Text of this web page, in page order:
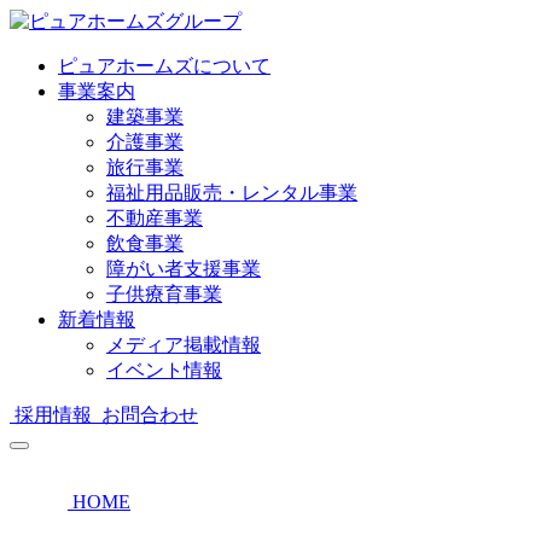
ピュアホームズについて
事業案内
建築事業
介護事業
旅行事業
福祉用品販売・レンタル事業
不動産事業
飲食事業
障がい者支援事業
子供療育事業
新着情報
メディア掲載情報
イベント情報
採用情報 お問合わせ
HOME